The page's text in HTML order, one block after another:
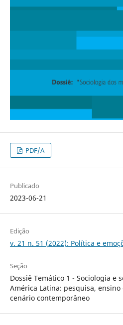
PDF/A
Publicado
2023-06-21
Edição
v. 21 n. 51 (2022): Política e
Seção
Dossiê Temático 1 - Sociologia e
América Latina: pesquisa,
cenário contemporâneo